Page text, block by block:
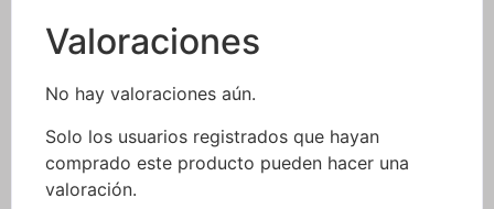
Valoraciones
No hay valoraciones aún.
Solo los usuarios registrados que hayan
comprado este producto pueden hacer una
valoración.